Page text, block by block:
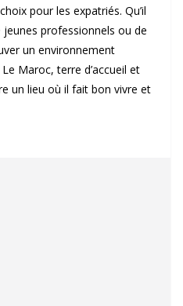
pour les expatriés. Qu’il
jeunes professionnels ou de
un environnement
Maroc, terre d’accueil et
un lieu où il fait bon vivre et